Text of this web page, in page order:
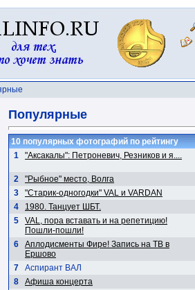
Популярные
10 популярных фотографий по рейтингу
1
"Аксакалы": Петроневич, Резников и я....
2
"Рыбное" место, Волга
3
"Старик-одногодки" VAL и VARDAN
4
1980. Танцует ШБТ.
5
VAL, пора вставать и на репетицию!
Пошли-пошли!
6
Аплодисменты Фире! Запись на ТВ в
Ершово
7
Аспирант ВАЛ
8
Афиша концерта